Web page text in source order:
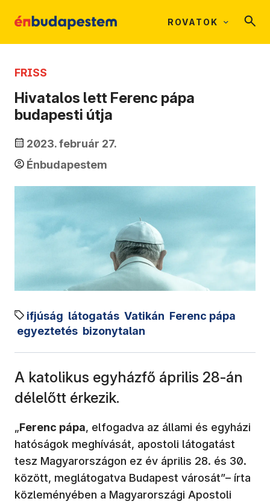
ROVATOK
FRISS
Hivatalos lett Ferenc pápa
budapesti útja
2023. február 27.
Énbudapestem
ifjúság látogatás Vatikán Ferenc pápa
egyeztetés bizonytalan
A katolikus egyházfő április 28-án
délelőtt érkezik.
„Ferenc pápa, elfogadva az állami és egyházi
hatóságok meghívását, apostoli látogatást
tesz Magyarországon ez év április 28. és 30.
között, meglátogatva Budapest városát”– írta
közleményében a Magyarországi Apostoli